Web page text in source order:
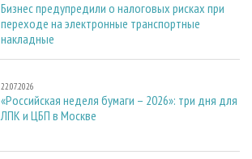
Бизнес предупредили о налоговых рисках при
переходе на электронные транспортные
накладные
22.07.2026
«Российская неделя бумаги – 2026»: три дня для
ЛПК и ЦБП в Москве